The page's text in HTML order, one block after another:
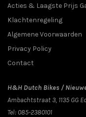
Acties & Laagste Prijs
Klachtenregeling
Algemene Voorwaarden
Privacy Policy
Contact
H&H Dutch Bikes /
Ambachtstraat 3, 1135 GG
Tel: 085-2380101